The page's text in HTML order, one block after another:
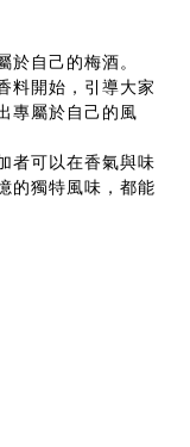
自己的梅酒。
料開始，引導大家
專屬於自己的風
者可以在香氣與味
的獨特風味，都能